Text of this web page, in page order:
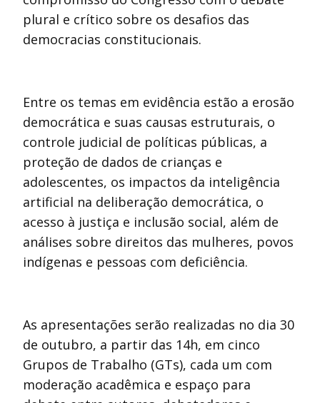
plural e crítico sobre os desafios das
democracias constitucionais.
Entre os temas em evidência estão a erosão
democrática e suas causas estruturais, o
controle judicial de políticas públicas, a
proteção de dados de crianças e
adolescentes, os impactos da inteligência
artificial na deliberação democrática, o
acesso à justiça e inclusão social, além de
análises sobre direitos das mulheres, povos
indígenas e pessoas com deficiência.
As apresentações serão realizadas no dia 30
de outubro, a partir das 14h, em cinco
Grupos de Trabalho (GTs), cada um com
moderação acadêmica e espaço para